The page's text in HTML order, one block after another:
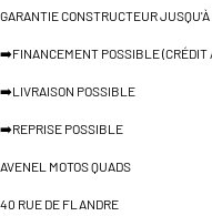
GARANTIE CONSTRUCTEUR
➡️FINANCEMENT POSSIBLE (CRÉDIT
➡️LIVRAISON POSSIBLE
➡️REPRISE POSSIBLE
AVENEL MOTOS QUADS
40 RUE DE FLANDRE